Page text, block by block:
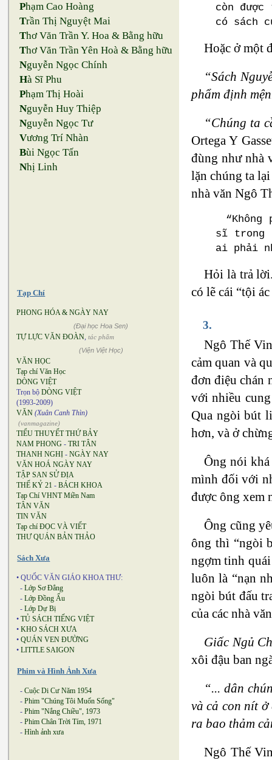
Phạm Cao Hoàng
Trần Thị Nguyệt Mai
Thơ Văn Trần Y. Hoa & Bằng hữu
Thơ Văn Trần Yên Hoà & Bằng hữu
Nguyễn Ngọc Chính
Hà Sĩ Phu
Phạm Thị Hoài
Nguyễn Huy Thiệp
Nguyễn Ngọc Tư
Vương Trí Nhàn
Bùi Ngọc Tấn
Nhị Linh
Tạp Chí
PHONG HÓA & NGÀY NAY
(Đại học Hoa Sen)
TỰ LỰC VĂN ĐOÀN, tác phẩm
(Viện Việt Học)
VĂN HỌC
Tạp chí Văn Học
DÒNG VIỆT
Trọn bộ DÒNG VIỆT
(1993-2009)
VĂN (Xuân Canh Thìn)
(vanmagazine)
TIỂU THUYẾT THỨ BẢY
NAM PHONG - TRI TÂN
THANH NGHỊ - NGÀY NAY
VĂN HOÁ NGÀY NAY
TẬP SAN SỬ ĐỊA
THẾ KỶ 21 - BÁCH KHOA
Tạp Chí VHNT Miền Nam
TÂN VĂN
TIN VĂN
Tạp chí ĐỌC VÀ VIẾT
THƯ QUÁN BẢN THẢO
Sách Xưa
• QUỐC VĂN GIÁO KHOA THƯ:
- Lớp Sơ Đẳng
- Lớp Đồng Ấu
- Lớp Dự Bị
• TỦ SÁCH TIẾNG VIỆT
• KHO SÁCH XƯA
• QUÁN VEN ĐƯỜNG
• LITTLE SAIGON
Phim và Hình Ảnh Xưa
- Cuộc Di Cư Năm 1954
- Phim "Chúng Tôi Muốn Sống"
- Phim "Nắng Chiều", 1973
- Phim Chân Trời Tím, 1971
- Hình ảnh xưa
còn
có sách
Hoặc ở một
“Sách
phẩm định
“Chúng ta
Ortega Y
đùng như nhà
lặn chúng ta
nhà văn Ngô
sĩ trong
ai phải
Hỏi là trả
có lẽ cái “tội
3.
Ngô Thế
cảm quan và
đơn điệu chán
với nhiều
Qua ngòi bút
hơn, và ở
Ông nói
mình đối với
được ông xem
Ông cũng
ông thì “ngòi
ngợm tinh
luôn là “nạn
ngòi bút đấu
của các nhà
Giấc Ngủ
xôi đậu ban
“... dân
và cả con nít
ra bao thảm
Ngô Thế